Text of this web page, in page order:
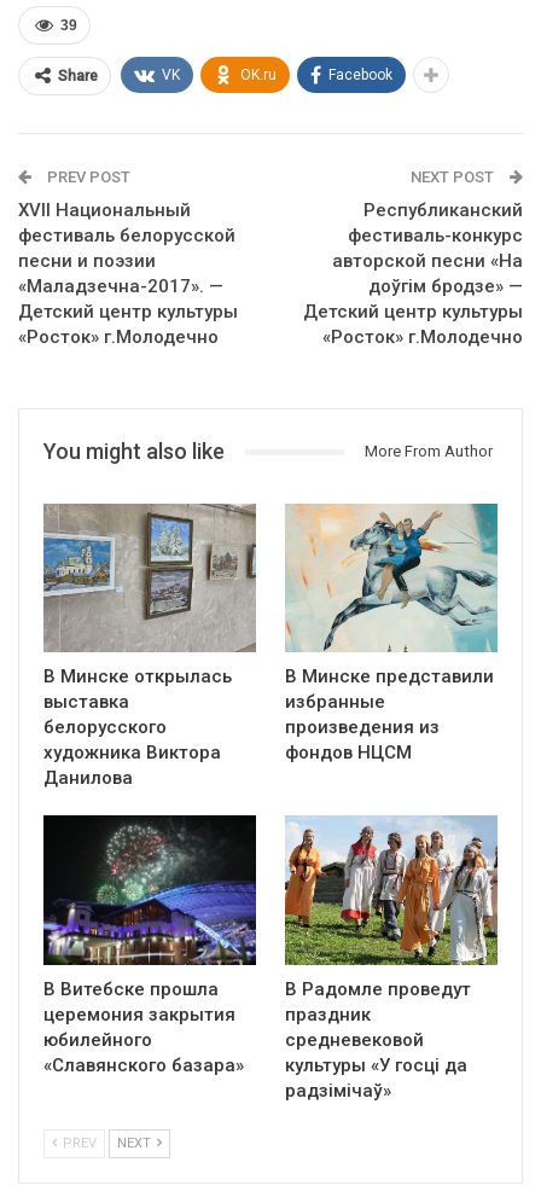
39
Share VK OK.ru Facebook
PREV POST
XVII Национальный
фестиваль белорусской
песни и поэзии
«Маладзечна-2017». —
Детский центр культуры
«Росток» г.Молодечно
NEXT POST
Республиканский
фестиваль-конкурс
авторской песни «На
доўгім бродзе» —
Детский центр культуры
«Росток» г.Молодечно
You might also like More From Author
В Минске открылась
выставка
белорусского
художника Виктора
Данилова
В Минске представили
избранные
произведения из
фондов НЦСМ
В Витебске прошла
церемония закрытия
юбилейного
«Славянского базара»
В Радомле проведут
праздник
средневековой
культуры «У госці да
радзімічаў»
PREV NEXT